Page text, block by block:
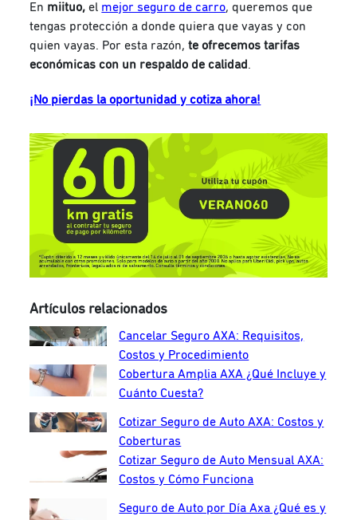
En miituo, el mejor seguro de carro, queremos que
tengas protección a donde quiera que vayas y con
quien vayas. Por esta razón,te ofrecemos tarifas
económicas con un respaldo de calidad.
¡No pierdas la oportunidad y cotiza ahora!
Artículos relacionados
Cancelar Seguro AXA: Requisitos,
Costos y Procedimiento
Cobertura Amplia AXA ¿Qué Incluye y
Cuánto Cuesta?
Cotizar Seguro de Auto AXA: Costos y
Coberturas
Cotizar Seguro de Auto Mensual AXA:
Costos y Cómo Funciona
Seguro de Auto por Día Axa ¿Qué es y